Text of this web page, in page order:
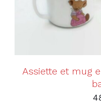
Assiette et mug